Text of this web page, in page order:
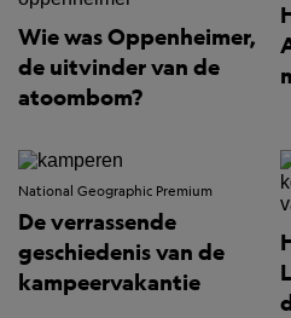
Wie was Oppenheimer,
de uitvinder van de
atoombom?
National Geographic Premium
De verrassende
geschiedenis van de
kampeervakantie